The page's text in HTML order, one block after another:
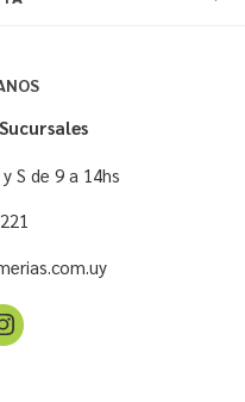
Sucursales
S de 9 a 14hs